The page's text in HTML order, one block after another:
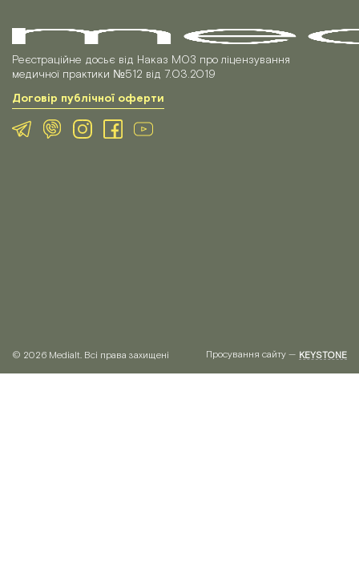
Реєстраційне досьє від Наказ МОЗ про ліцензування
медичної практики №512 від 7.03.2019
Договір публічної оферти
© 2026 Medialt. Всі права захищені Просування сайту — KEYSTONE